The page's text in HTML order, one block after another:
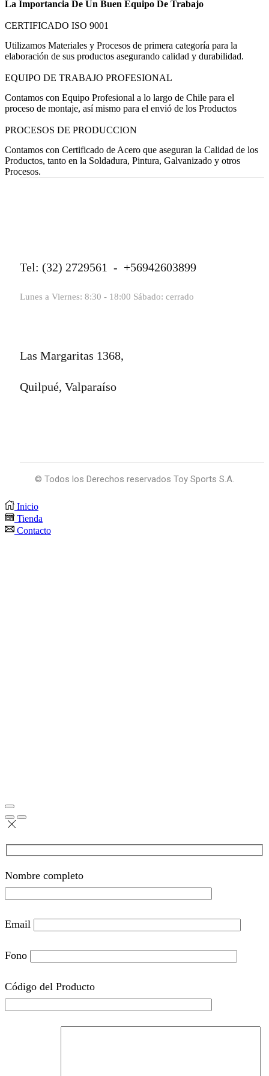
La Importancia De Un Buen Equipo De Trabajo
CERTIFICADO ISO 9001
Utilizamos Materiales y Procesos de primera categoría para la
elaboración de sus productos asegurando calidad y durabilidad.
EQUIPO DE TRABAJO PROFESIONAL
Contamos con Equipo Profesional a lo largo de Chile para el
proceso de montaje, así mismo para el envió de los Productos
PROCESOS DE PRODUCCION
Contamos con Certificado de Acero que aseguran la Calidad de los
Productos, tanto en la Soldadura, Pintura, Galvanizado y otros
Procesos.
Tel: (32) 2729561 - +56942603899
Lunes a Viernes: 8:30 - 18:00 Sábado: cerrado
Las Margaritas 1368,
Quilpué, Valparaíso
© Todos los Derechos reservados Toy Sports S.A.
Inicio
Tienda
Contacto
Nombre completo
Email
Fono
Código del Producto